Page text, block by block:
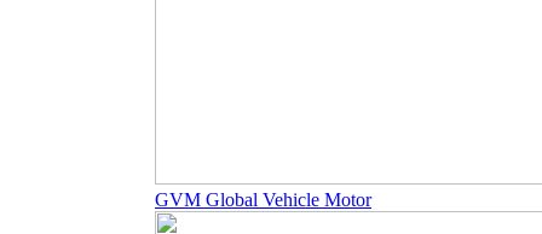
GVM Global Vehicle Motor